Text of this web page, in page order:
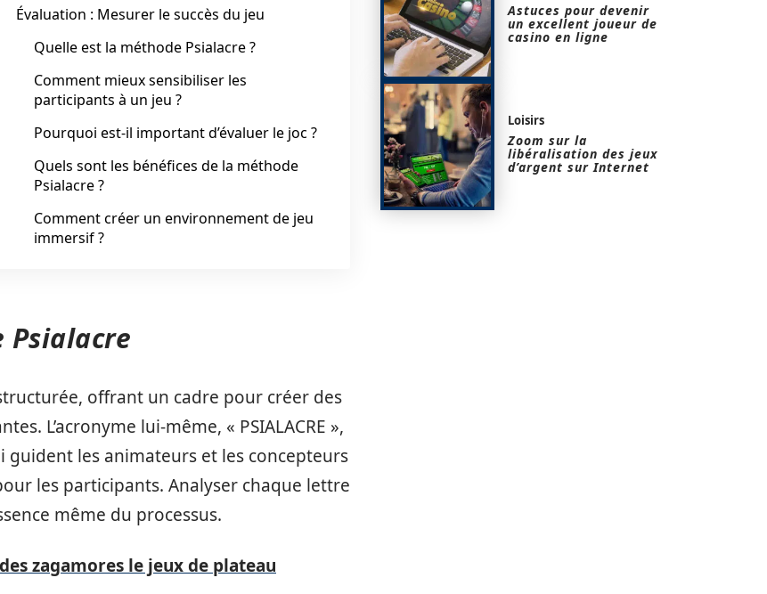
Évaluation : Mesurer le succès du jeu
Quelle est la méthode Psialacre ?
Comment mieux sensibiliser les
participants à un jeu ?
Pourquoi est-il important d’évaluer le joc ?
Quels sont les bénéfices de la méthode
Psialacre ?
Comment créer un environnement de jeu
immersif ?
Psialacre
offrant un cadre pour créer des
L’acronyme lui-même, « PSIALACRE »,
guident les animateurs et les concepteurs
les participants. Analyser chaque lettre
même du processus.
zagamores le jeux de plateau
Astuces pour devenir
un excellent joueur de
casino en ligne
Loisirs
Zoom sur la
libéralisation des jeux
d’argent sur Internet